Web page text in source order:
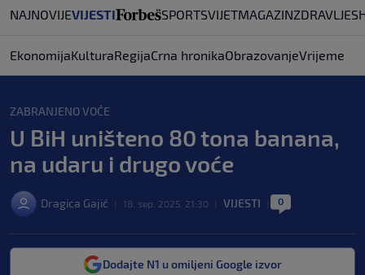
NAJNOVIJEVIJESTI SPORTSVIJETMAGAZINZDRAVLJE
EkonomijaKulturaRegijaCrna hronikaObrazovanjeVrijeme
ZABRANJENO VOĆE
U BiH uništeno 80 tona banana,
na udaru i drugo voće
Dragica Gajić 18. sep. 2025. 21:30 VIJESTI 0
Dodajte N1 u omiljeni Google izvor